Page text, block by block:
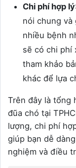
Chi phí hợp lý
nói chung và
nhiều bệnh
sẽ có chi phí
tham khảo
khác để lựa
Trên đây là tổng
đũa chó tại
lượng, chi phí
giúp bạn dễ
nghiệm và điều